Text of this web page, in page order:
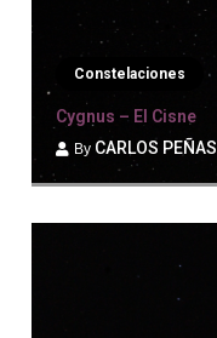
Constelaciones
Cygnus – El Cisne
By CARLOS PEÑAS